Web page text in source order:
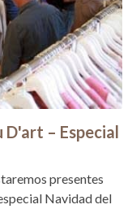
– Especial
presentes
Navidad del